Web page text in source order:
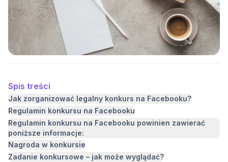
Spis treści
Jak zorganizować legalny konkurs na Facebooku?
Regulamin konkursu na Facebooku
Regulamin konkursu na Facebooku powinien zawierać
poniższe informacje:
Nagroda w konkursie
Zadanie konkursowe – jak może wyglądać?